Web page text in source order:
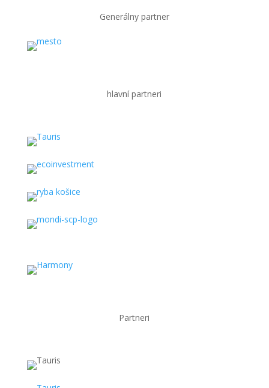
Generálny partner
hlavní partneri
Partneri